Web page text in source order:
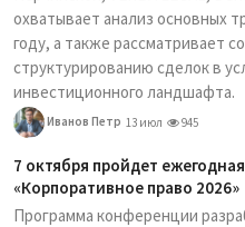
охватывает анализ основных
году, а также рассматривает
структурированию сделок в
инвестиционного ландшафта.
Иванов Петр 13 июл 945
7 октября пройдет
«Корпоративное право 2026»
Программа конференции